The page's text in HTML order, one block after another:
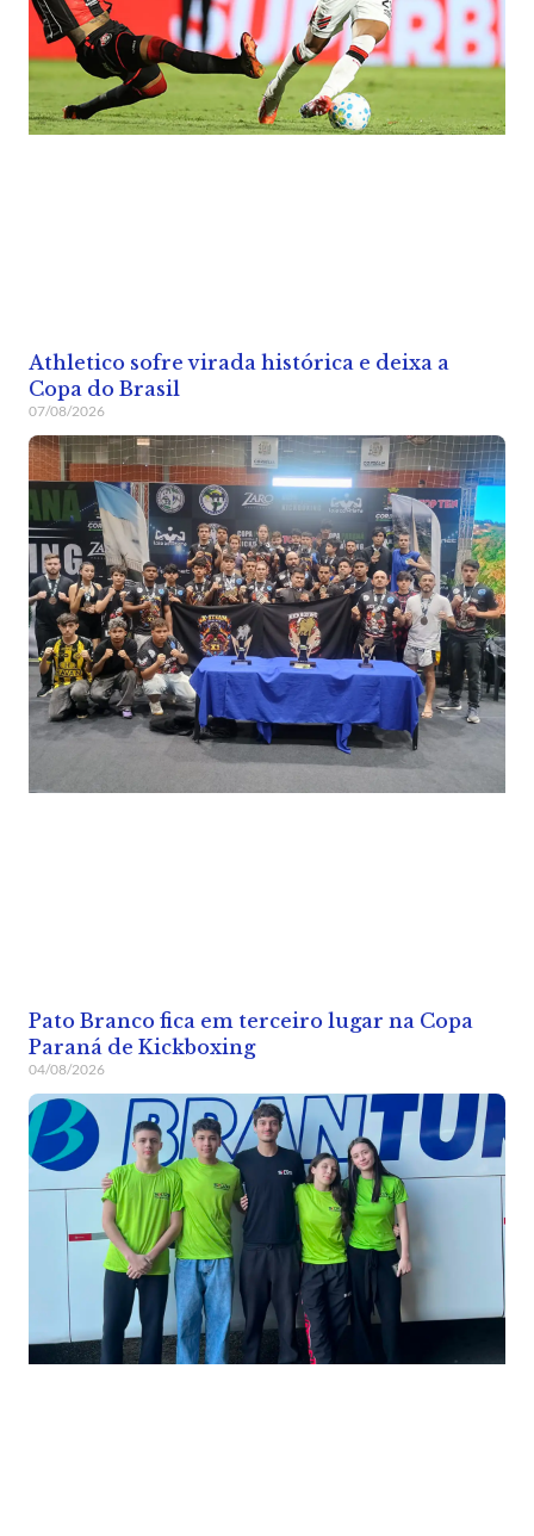
Athletico sofre virada histórica e deixa a
Copa do Brasil
07/08/2026
Pato Branco fica em terceiro lugar na Copa
Paraná de Kickboxing
04/08/2026